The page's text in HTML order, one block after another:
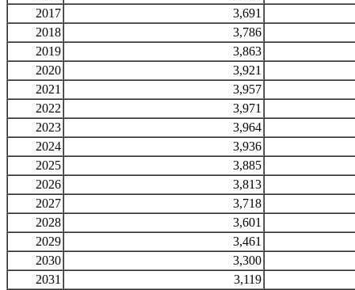
2017
3,691
2018
3,786
2019
3,863
2020
3,921
2021
3,957
2022
3,971
2023
3,964
2024
3,936
2025
3,885
2026
3,813
2027
3,718
2028
3,601
2029
3,461
2030
3,300
2031
3,119